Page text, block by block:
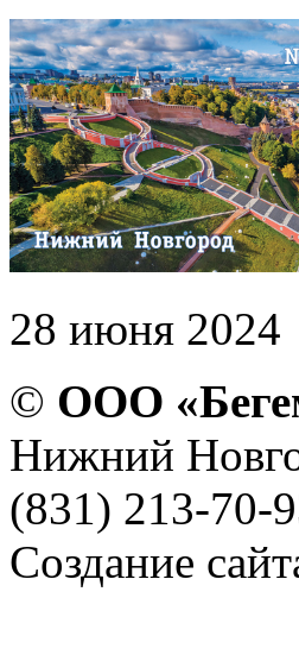
28 июня 2024
© ООО
Нижний
(831) 213-70-
Создание